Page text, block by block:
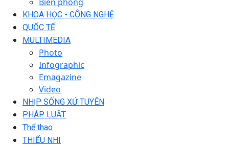
KHOA HỌC - CÔNG NGHỆ
QUỐC TẾ
MULTIMEDIA
Photo
Infographic
Emagazine
Video
NHỊP SỐNG XỨ TUYÊN
PHÁP LUẬT
Thể thao
THIẾU NHI